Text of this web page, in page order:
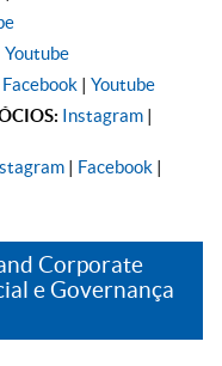
Youtube
Facebook | Youtube
Instagram |
| Facebook |
Corporate
e Governança